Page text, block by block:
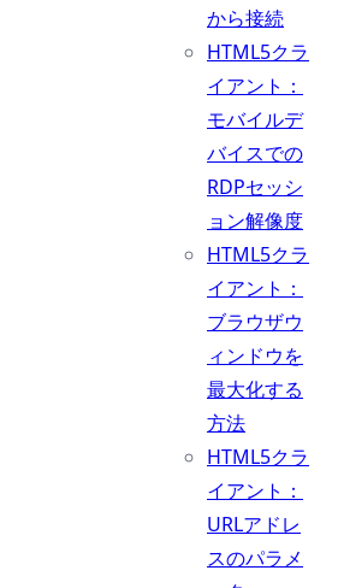
から接続
HTML5クラ
イアント：
モバイルデ
バイスでの
RDPセッシ
ョン解像度
HTML5クラ
イアント：
ブラウザウ
ィンドウを
最大化する
方法
HTML5クラ
イアント：
URLアドレ
スのパラメ